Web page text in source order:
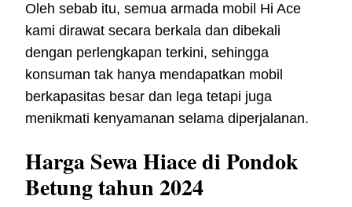
Oleh sebab itu, semua armada mobil Hi Ace
kami dirawat secara berkala dan dibekali
dengan perlengkapan terkini, sehingga
konsuman tak hanya mendapatkan mobil
berkapasitas besar dan lega tetapi juga
menikmati kenyamanan selama diperjalanan.
Harga Sewa Hiace di Pondok
Betung tahun 2024